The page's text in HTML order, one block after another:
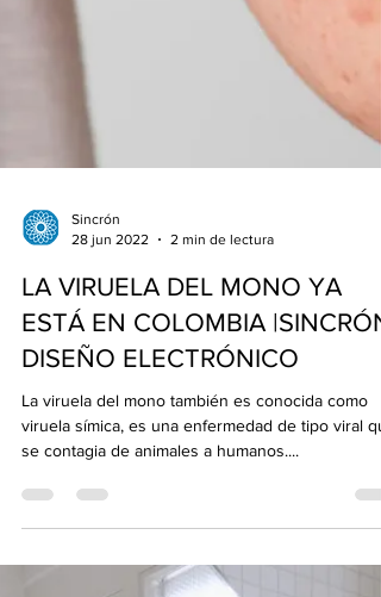
28 jun 2022
2 min de lectura
LA VIRUELA DEL MONO YA
ESTÁ EN COLOMBIA |SINCRÓN
La viruela del mono también es conocida como
viruela símica, es una enfermedad de tipo viral